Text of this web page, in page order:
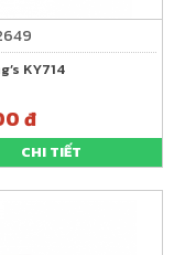
KY714
đ
CHI TIẾT